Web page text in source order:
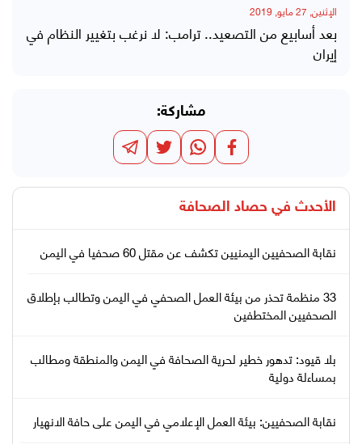
الإثنين, 27 مايو, 2019
بعد أسابيع من التصعيد.. ترامب: لا نرغب بتغيير النظام في
إيران
مشاركة:
الأحدث في حصاد الصحافة
نقابة الصحفيين اليمنيين تكشف عن مقتل 60 صحفيا في اليمن
33 منظمة تحذر من بيئة العمل الصحفي في اليمن وتطالب بإطلاق
الصحفيين المختطفين
بلا قيود: تدهور خطير لحرية الصحافة في اليمن والمنطقة ومطالب
بمساءلة دولية
نقابة الصحفيين: بيئة العمل الإعلامي في اليمن على حافة الانهيار